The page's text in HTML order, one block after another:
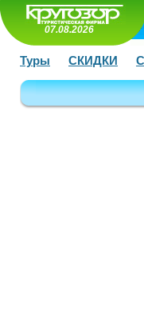
07.08.2026
Туры СКИДКИ